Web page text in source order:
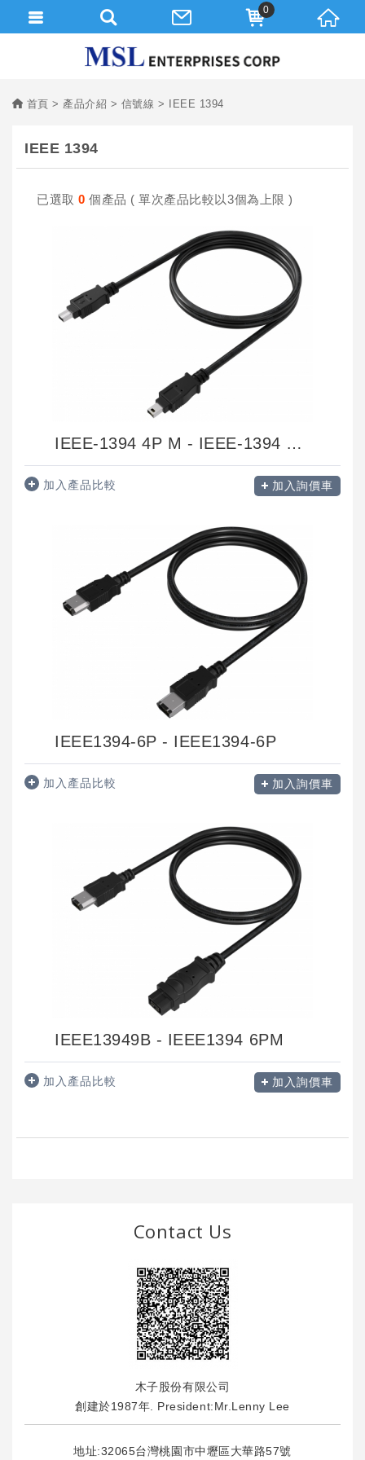
首頁 產品介紹 信號線 IEEE 1394
IEEE 1394
已選取 0個產品 ( 單次產品比較以3個為上限 )
IEEE-1394 4P M - IEEE-1394 4P M
加入產品比較 加入詢價車
IEEE1394-6P - IEEE1394-6P
加入產品比較 加入詢價車
IEEE13949B - IEEE1394 6PM
加入產品比較 加入詢價車
Contact Us
木子股份有限公司
創建於1987年. President:Mr.Lenny Lee
地址:32065台灣桃園市中壢區大華路57號
0